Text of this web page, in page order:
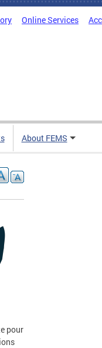
Online Services
About FEMS
pour